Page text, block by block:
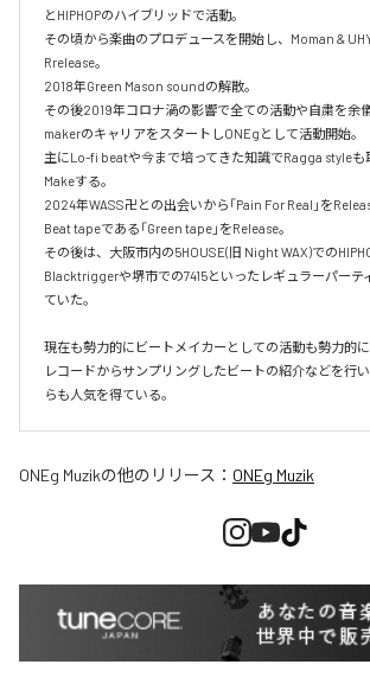
とHIPHOPのハイブリッドで活動。
その頃から楽曲のプロデュースを開始し、Moman &
Rrelease。
2018年Green Mason soundの解散。
その後2019年コロナ渦の影響で全ての活動や自粛を余
makerのキャリアをスタートしONEgとして活動開始。
主にLo-fi beatや今まで培ってきた知識でRagga styleも
Makeする。
2024年WASS卍との出会いから「Pain For Real」を
Beat tapeである「Green tape」をRelease。
その後は、大阪市内の5HOUSE(旧 Night WAX)での
Blacktriggerや堺市での7415といったレギュラーパーテ
ていた。
現在も勢力的にビートメイカーとしての活動も勢力的
レコードからサンプリングしたビートの紹介などを行
らも人気を得ている。
ONEg Muzikの他のリリース： ONEg Muzik